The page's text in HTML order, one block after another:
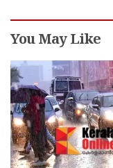
You May Like